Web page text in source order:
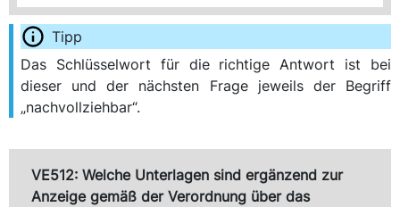
Das Schlüsselwort für die richtige Antwort ist bei
dieser und der nächsten Frage jeweils der Begriff
„nachvollziehbar“.
VE512: Welche Unterlagen sind ergänzend zur
Anzeige gemäß der Verordnung über das